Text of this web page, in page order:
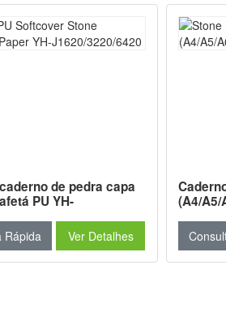
de pedra capa
PU YH-
Rápida Ver Detalhes
(A4/A5/